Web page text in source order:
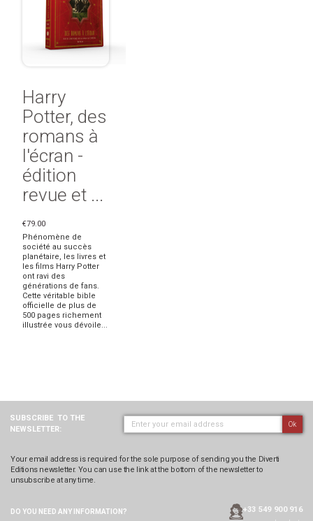
Harry
Potter, des
romans à
l'écran -
édition
revue et ...
€79.00
Phénomène de
société au succès
planétaire, les livres et
les films Harry Potter
ont ravi des
générations de fans.
Cette véritable bible
officielle de plus de
500 pages richement
illustrée vous dévoile...
SUBSCRIBE TO THE
NEWSLETTER:
Ok
Your email address is required for the sole purpose of sending you the Diverti
Editions newsletter. You can use the link at the bottom of the newsletter to
unsubscribe at any time.
DO YOU NEED ANY INFORMATION? +33 549 900 916